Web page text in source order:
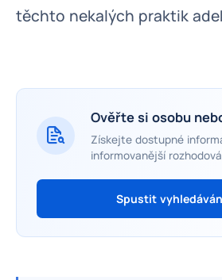
těchto nekalých praktik
Ověřte si osobu
Získejte dostupné
informovanější
Spustit